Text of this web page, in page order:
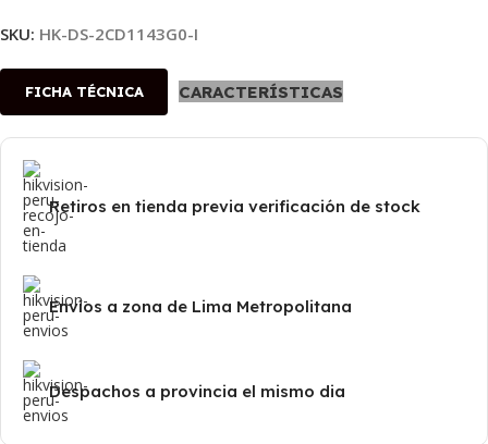
SKU: HK-DS-2CD1143G0-I
FICHA TÉCNICA CARACTERÍSTICAS
Retiros en tienda previa verificación de stock
Envíos a zona de Lima Metropolitana
Despachos a provincia el mismo dia